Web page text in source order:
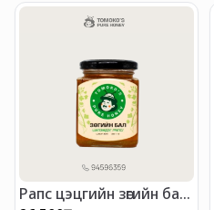
Рапс цэцгийн зөгийн бал